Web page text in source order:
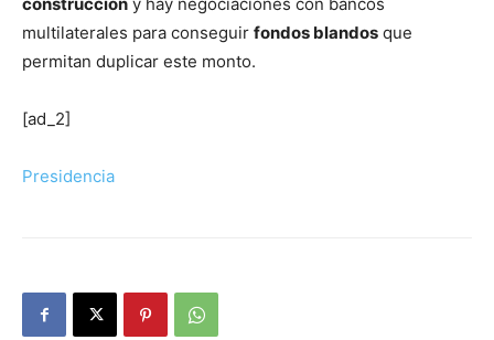
construcción y hay negociaciones con bancos
multilaterales para conseguir fondos blandos que
permitan duplicar este monto.
[ad_2]
Presidencia